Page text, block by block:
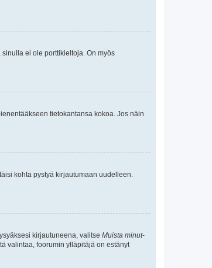
ei ole porttikieltoja. On myös
tietokantansa kokoa. Jos näin
kohta pystyä kirjautumaan uudelleen.
kirjautuneena, valitse Muista minut-
valintaa, foorumin ylläpitäjä on estänyt